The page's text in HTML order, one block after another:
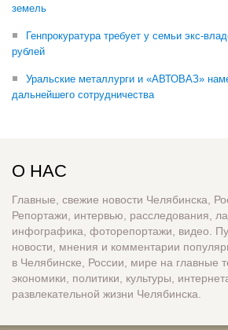
земель
Генпрокуратура требует у семьи экс-
рублей
Уральские металлурги и «АВТОВАЗ»
дальнейшего сотрудничества
О НАС
Главные, свежие новости Челябинска,
Репортажи, интервью, расследования,
инфографика, фоторепортажи, видео.
новости, мнения и комментарии
в Челябинске, России, мире на главные
экономики, политики, культуры,
развлекательной жизни Челябинска.